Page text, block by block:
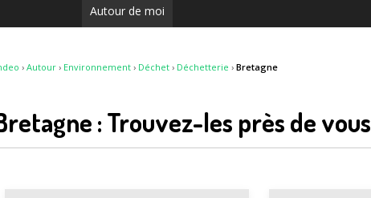
Autour de moi
› Autour › Environnement › Déchet › Déchetterie › Bretagne
: Trouvez-les près de vous